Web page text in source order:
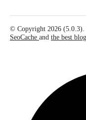
© Copyright 2026 (5.0.3).
SeoCache and the best